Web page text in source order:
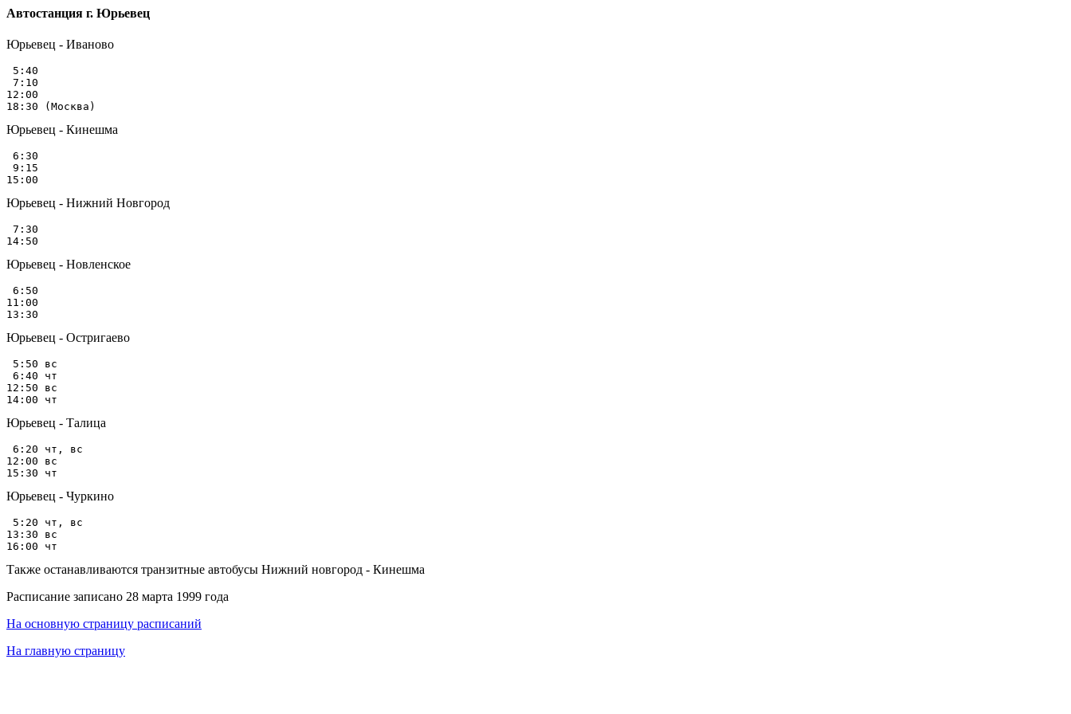
Автостанция г. Юрьевец
Юрьевец - Иваново
5:40
7:10
12:00
Юрьевец - Кинешма
6:30
9:15
Юрьевец - Нижний Новгород
7:30
Юрьевец - Новленское
6:50
11:00
Юрьевец - Остригаево
5:50 вс
6:40 чт
12:50 вс
Юрьевец - Талица
6:20 чт, вс
12:00 вс
Юрьевец - Чуркино
5:20 чт, вс
13:30 вс
Также останавливаются транзитные автобусы Нижний новгород - Кинешма
Расписание записано 28 марта 1999 года
На основную страницу расписаний
На главную страницу